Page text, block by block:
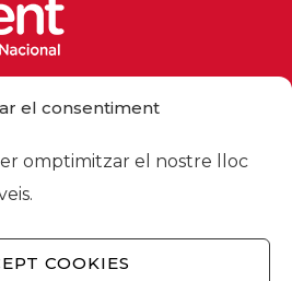
el consentiment
omptimitzar el nostre lloc
COOKIES
del Treball Nacional